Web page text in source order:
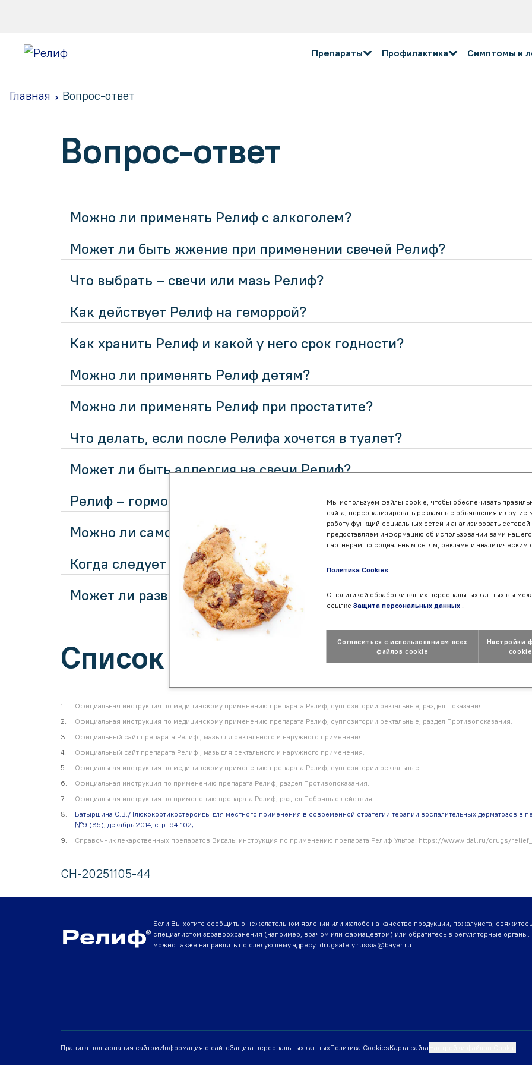
Препараты Профилактика Симптомы и
Главная Вопрос-ответ
Вопрос-ответ
Можно ли применять Релиф с алкоголем?
Может ли быть жжение при применении свечей Релиф?
Что выбрать – свечи или мазь Релиф?
Как действует Релиф на геморрой?
Как хранить Релиф и какой у него срок годности?
Можно ли применять Релиф детям?
Можно ли применять Релиф при простатите?
Что делать, если после Релифа хочется в туалет?
Может ли быть аллергия на свечи Релиф?
Релиф – гормональный препарат или нет?
Можно ли самостоятельно справиться с симптомами геморроя?
Когда следует обращаться к врачу?
Может ли развиться атрофия слизистой при применении Релиф
Список источников
Официальная инструкция по медицинскому применению препарата Релиф, суппозитории ректальные, раздел Показания.
Официальная инструкция по медицинскому применению препарата Релиф, суппозитории ректальные, раздел Противопоказания.
Официальный сайт препарата Релиф , мазь для ректального и наружного применения.
Официальный сайт препарата Релиф , мазь для ректального и наружного применения.
Официальная инструкция по медицинскому применению препарата Релиф, суппозитории ректальные.
Официальная инструкция по применению препарата Релиф, раздел Противопоказания.
Официальная инструкция по применению препарата Релиф, раздел Побочные действия.
Батыршина С.В./ Глюкокортикостероиды для местного применения в современной стратегии терапии воспалительных дерматозов в
№9 (85), декабрь 2014, стр. 94-102;
Справочник лекарственных препаратов Видаль: инструкция по применению препарата Релиф Ультра: https://www.vidal.ru/drugs/
CH-20251105-44
Если Вы хотите сообщить о нежелательном явлении или жалобе на качество продукции, пожалуйста,
специалистом здравоохранения (например, врачом или фармацевтом) или обратитесь в регуляторные
можно также направлять по следующему адресу: drugsafety.russia@bayer.ru
Правила пользования сайтомИнформация о сайтеЗащита персональных данныхПолитика CookiesКарта сайта
Мы используем файлы cookie, чтобы обеспечивать
сайта, персонализировать рекламные объявления и другие
работу функций социальных сетей и анализировать
предоставляем информацию об использовании вами
партнерам по социальным сетям, рекламе и аналитическим
Политика Cookies
С политикой обработки ваших персональных данных вы
ссылке Защита персональных данных .
Согласиться с использованием всех
файлов cookie
Настройки
cookie